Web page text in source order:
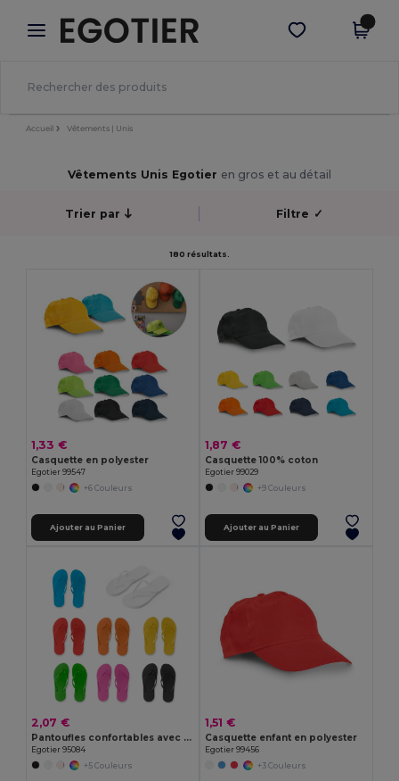
× Appli Egotier
Meilleurs prix sur l’app !
Obtenir l'appli
Accueil Vêtements | Unis
Vêtements Unis Egotier en gros et au détail
Trier par Filtre ✓
180 résultats.
1,33 €
Casquette en polyester
Egotier 99547
+6 Couleurs
Ajouter au Panier
1,87 €
Casquette 100% coton
Egotier 99029
+9 Couleurs
Ajouter au Panier
2,07 €
Pantoufles confortables avec semelle en PE et sangle en PVC
Egotier 95084
+5 Couleurs
1,51 €
Casquette enfant en polyester
Egotier 99456
+3 Couleurs